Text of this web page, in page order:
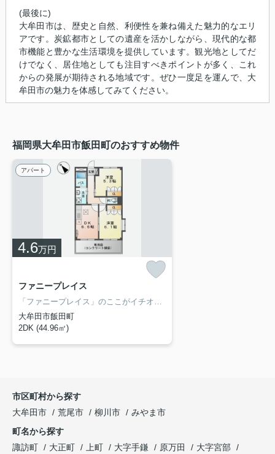
(最後に)
大牟田市は、歴史と自然、利便性を兼ね備えた魅力的なエリ
アです。炭鉱都市としての遺産を活かしながら、現代的な都
市機能と豊かな生活環境を提供しています。観光地としてだ
けでなく、居住地としても注目すべきポイントが多く、これ
からの発展が期待される地域です。ぜひ一度足を運んで、大
牟田市の魅力を体感してみてください。
福岡県大牟田市飯田町のおすすめ物件
アパート
4.6万円
ファニープレイス
大牟田市飯田町
2DK (44.96㎡)
市区町村から探す
大牟田市
荒尾市 柳川市
みやま市
町名から探す
諏訪町
大正町 上町 大字手鎌 原万田
大字宮部